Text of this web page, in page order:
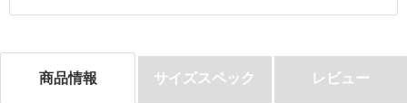
商品情報 サイズスペック レビュー